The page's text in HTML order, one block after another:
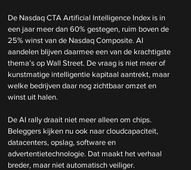
De Nasdaq CTA Artificial Intelligence Index is in
een jaar meer dan 60% gestegen, ruim boven de
25% winst van de Nasdaq Composite. AI
aandelen blijven daarmee een van de krachtigste
thema’s op Wall Street. De vraag is niet meer of
kunstmatige intelligentie kapitaal aantrekt, maar
welke bedrijven daar nog zichtbaar omzet en
winst uit halen.
De AI rally draait niet meer alleen om chips.
Beleggers kijken nu ook naar cloudcapaciteit,
datacenters, opslag, software en
advertentietechnologie. Dat maakt het verhaal
breder, maar niet automatisch veiliger.